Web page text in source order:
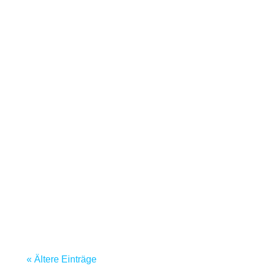
« Ältere Einträge